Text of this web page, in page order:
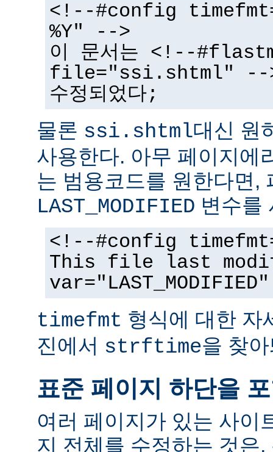
<!--#config
%Y" -->
이 문서는 <!--
file="ssi.shtml" -->
수정되었다;
물론 ssi.shtml대신 원
사용한다. 아무 페이지에
는 범용코드를 원한다면,
LAST_MODIFIED 변수를
<!--#config
This file last
timefmt 형식에 대한 자
진에서 strftime을 찾
표준 페이지 하단을
여러 페이지가 있는 사이
지 전체를 수정하는 것은